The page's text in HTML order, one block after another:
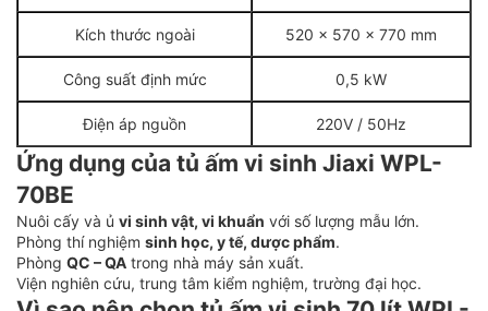
Kích thước ngoài 520 x 570 x 770 mm
Công suất định mức 0,5 kW
Điện áp nguồn 220V / 50Hz
Ứng dụng của tủ ấm vi sinh Jiaxi WPL-
70BE
Nuôi cấy và ủ vi sinh vật, vi khuẩn với số lượng mẫu lớn.
Phòng thí nghiệm sinh học, y tế, dược phẩm.
Phòng QC – QA trong nhà máy sản xuất.
Viện nghiên cứu, trung tâm kiểm nghiệm, trường đại học.